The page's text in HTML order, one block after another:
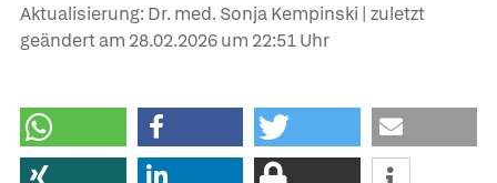
Aktualisierung: Dr. med. Sonja Kempinski | zuletzt
geändert am 28.02.2026um 22:51 Uhr